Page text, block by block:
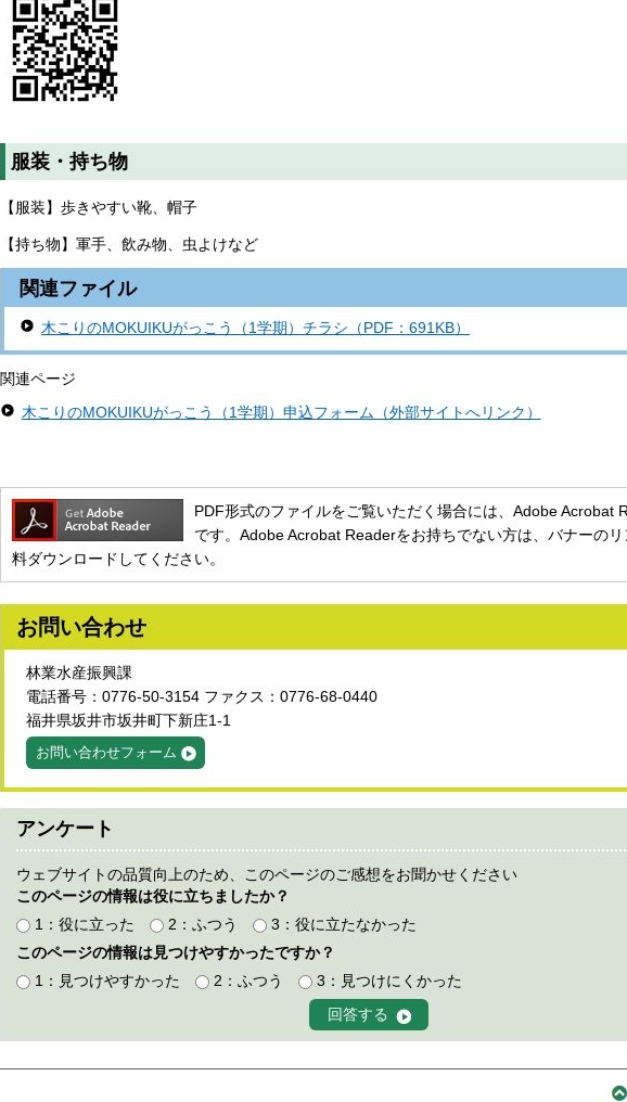
服装・持ち物
【服装】歩きやすい靴、帽子
【持ち物】軍手、飲み物、虫よけなど
関連ファイル
木こりのMOKUIKUがっこう（1学期）チラシ（PDF：691KB）
関連ページ
木こりのMOKUIKUがっこう（1学期）申込フォーム（外部サイトへリンク）
PDF形式のファイルをご覧いただく場合には、Adobe Acrobat
です。Adobe Acrobat Readerをお持ちでない方は、バナーの
料ダウンロードしてください。
お問い合わせ
林業水産振興課
電話番号：0776-50-3154 ファクス：0776-68-0440
福井県坂井市坂井町下新庄1-1
お問い合わせフォーム
アンケート
ウェブサイトの品質向上のため、このページのご感想をお聞かせください
このページの情報は役に立ちましたか？
1：役に立った
2：ふつう
3：役に立たなかった
このページの情報は見つけやすかったですか？
1：見つけやすかった
2：ふつう 3：見つけにくかった